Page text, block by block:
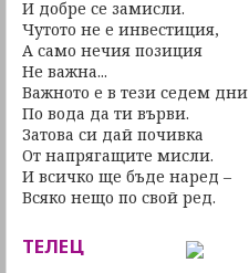
И добре се замисли.
Чутото не е инвестиция,
А само нечия позиция
Не важна...
Важното е в тези седем дни
По вода да ти върви.
Затова си дай почивка
От напрягащите мисли.
И всичко ще бъде наред –
Всяко нещо по свой ред.
ТЕЛЕЦ